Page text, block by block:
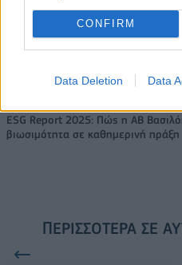
CONFIRM
Data Deletion Data
ESG Report 2025: Πώς η ΑΒ
βιωσιμότητα σε καθημερινή πράξη
ΠΕΡΙΣΣΌΤΕΡΑ ΣΕ